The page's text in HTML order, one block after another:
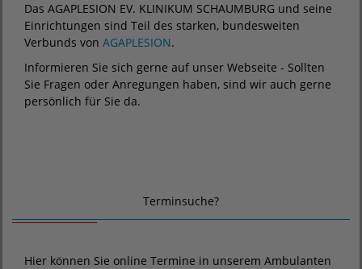
Das AGAPLESION EV. KLINIKUM SCHAUMBURG und seine
Einrichtungen sind Teil des starken, bundesweiten
Verbunds von AGAPLESION.
Informieren Sie sich gerne auf unser Webseite - Sollten
Sie Fragen oder Anregungen haben, sind wir auch gerne
persönlich für Sie da.
Terminsuche?
Hier können Sie online Termine in unserem Ambulanten